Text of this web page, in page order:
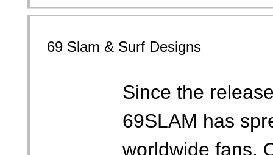
69 Slam & Surf Designs
Since the
69SLAM has
worldwide fans.